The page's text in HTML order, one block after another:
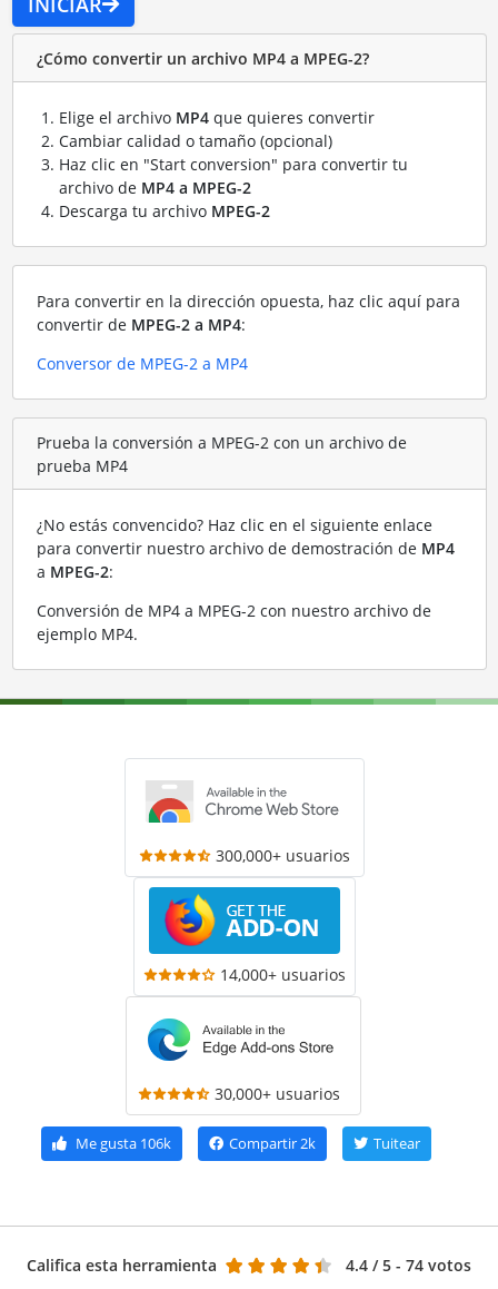
¿Cómo convertir un archivo MP4 a MPEG-2?
Elige el archivo MP4que quieres convertir
Cambiar calidad o tamaño (opcional)
Haz clic en "Start conversion" para convertir tu
archivo de MP4 a MPEG-2
Descarga tu archivo MPEG-2
Para convertir en la dirección opuesta, haz clic aquí para
convertir de MPEG-2 a MP4:
Conversor de MPEG-2 a MP4
Prueba la conversión a MPEG-2 con un archivo de
prueba MP4
¿No estás convencido? Haz clic en el siguiente enlace
para convertir nuestro archivo de demostración de MP4
a MPEG-2:
Conversión de MP4 a MPEG-2 con nuestro archivo de
ejemplo MP4.
300,000+ usuarios
14,000+ usuarios
30,000+ usuarios
Me gusta106k Compartir2k Tuitear
Califica esta herramienta 4.4 / 5 - 74 votos